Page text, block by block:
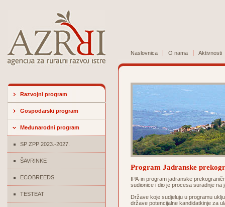
Naslovnica O nama Aktivnosti
Razvojni program
Gospodarski program
Međunarodni program
SP ZPP 2023.-2027.
ŠAVRINKE
ECOBREEDS
TESTEAT
Program Jadranske
IPA-in program jadranske
sudionice i dio je procesa suradnje na
Države koje sudjeluju u programu
države potencijalne kandidatkinje za